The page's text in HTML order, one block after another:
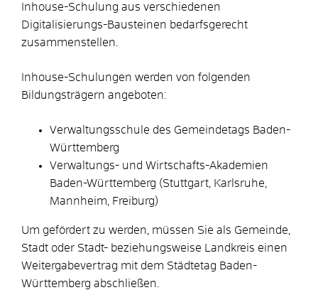
Inhouse-Schulung aus verschiedenen
Digitalisierungs-Bausteinen bedarfsgerecht
zusammenstellen.
Inhouse-Schulungen werden von folgenden
Bildungsträgern angeboten:
Verwaltungsschule des Gemeindetags Baden-
Württemberg
Verwaltungs- und Wirtschafts-Akademien
Baden-Württemberg (Stuttgart, Karlsruhe,
Mannheim, Freiburg)
Um gefördert zu werden, müssen Sie als Gemeinde,
Stadt oder Stadt- beziehungsweise Landkreis einen
Weitergabevertrag mit dem Städtetag Baden-
Württemberg abschließen.